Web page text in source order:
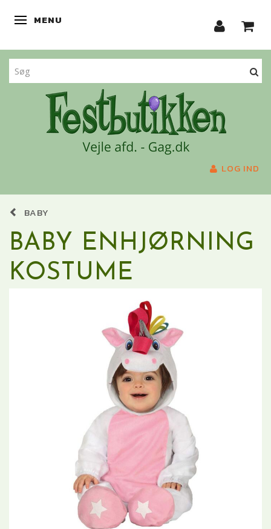
SKIFTE NAVIGATION
MENU
LOG IND
BABY
BABY ENHJØRNING
KOSTUME